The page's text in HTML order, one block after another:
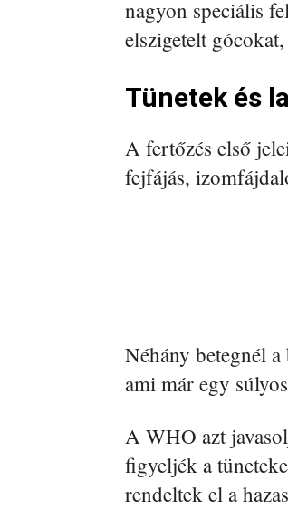
nagyon speciális
elszigetelt
Tünetek és
A fertőzés első
fejfájás,
Néhány betegnél
ami már egy
A WHO azt
figyeljék a
rendeltek el a